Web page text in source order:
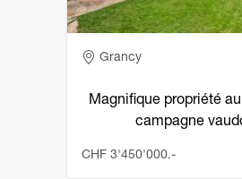
Adresse
Grancy
Magnifique propriété
campagne
CHF 3'450'000.-